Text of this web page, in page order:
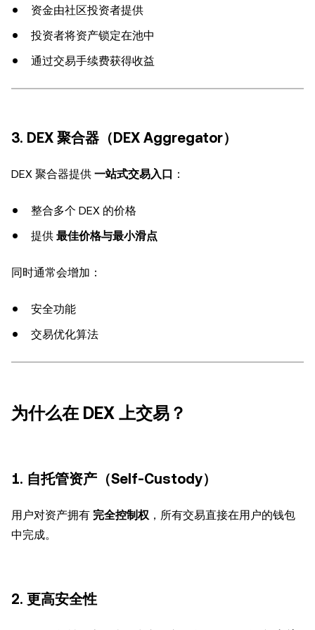
资金由社区投资者提供
投资者将资产锁定在池中
通过交易手续费获得收益
3. DEX 聚合器（DEX Aggregator）
DEX 聚合器提供 一站式交易入口 ：
整合多个 DEX 的价格
提供 最佳价格与最小滑点
同时通常会增加：
安全功能
交易优化算法
为什么在 DEX 上交易？
1. 自托管资产（Self-Custody）
用户对资产拥有 完全控制权 ，所有交易直接在用户的钱包
中完成。
2. 更高安全性